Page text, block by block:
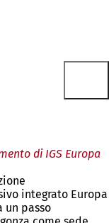
di IGS Europa
integrato Europa
un passo